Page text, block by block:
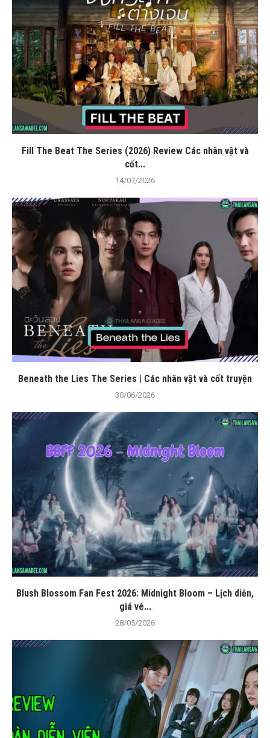
Fill The Beat The Series (2026) Review Các nhân vật và
cốt...
14/07/2026
Beneath the Lies The Series | Các nhân vật và cốt truyện
30/06/2026
Blush Blossom Fan Fest 2026: Midnight Bloom – Lịch diễn,
giá vé...
28/05/2026